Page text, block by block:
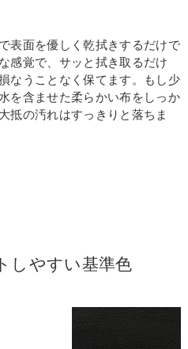
表面を優しく乾拭きするだけで
感覚で、サッと拭き取るだけ
なうことなく保てます。もし少
を含ませた柔らかい布をしっか
抵の汚れはすっきりと落ちま
しやすい基準色